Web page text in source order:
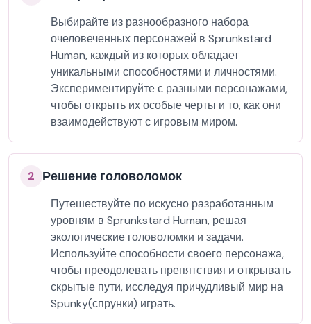
Выбирайте из разнообразного набора
очеловеченных персонажей в Sprunkstard
Human, каждый из которых обладает
уникальными способностями и личностями.
Экспериментируйте с разными персонажами,
чтобы открыть их особые черты и то, как они
взаимодействуют с игровым миром.
2 Решение головоломок
Путешествуйте по искусно разработанным
уровням в Sprunkstard Human, решая
экологические головоломки и задачи.
Используйте способности своего персонажа,
чтобы преодолевать препятствия и открывать
скрытые пути, исследуя причудливый мир на
Spunky(спрунки) играть.